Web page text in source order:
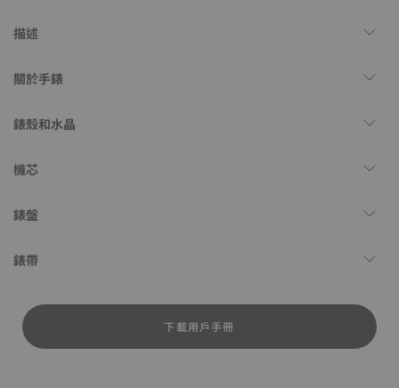
描述
關於手錶
錶殼和水晶
機芯
錶盤
錶帶
下載用戶手冊